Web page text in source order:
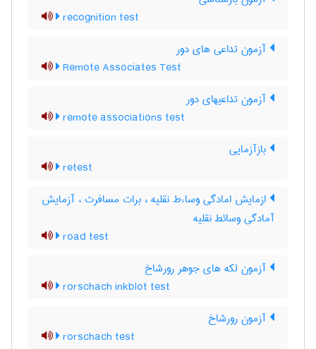
recognition test
آزمون تداعی های دور
Remote Associates Test
آزمون تداعیهای دور
remote associations test
بازآزمایی
retest
ازمایش امادگی وساءط نقلیه ، برات مسافرت ، آزمایش
آمادگی وسائط نقلیه
road test
آزمون لکه های جوهر رورشاخ
rorschach inkblot test
آزمون رورشاخ
rorschach test